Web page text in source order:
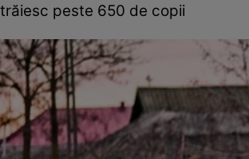
peste 650 de copii